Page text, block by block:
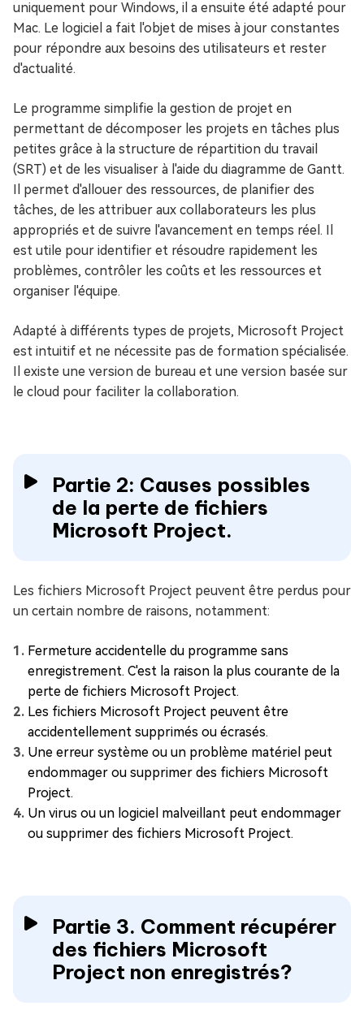
uniquement pour Windows, il a ensuite été adapté pour
Mac. Le logiciel a fait l'objet de mises à jour constantes
pour répondre aux besoins des utilisateurs et rester
d'actualité.
Le programme simplifie la gestion de projet en
permettant de décomposer les projets en tâches plus
petites grâce à la structure de répartition du travail
(SRT) et de les visualiser à l'aide du diagramme de Gantt.
Il permet d'allouer des ressources, de planifier des
tâches, de les attribuer aux collaborateurs les plus
appropriés et de suivre l'avancement en temps réel. Il
est utile pour identifier et résoudre rapidement les
problèmes, contrôler les coûts et les ressources et
organiser l'équipe.
Adapté à différents types de projets, Microsoft Project
est intuitif et ne nécessite pas de formation spécialisée.
Il existe une version de bureau et une version basée sur
le cloud pour faciliter la collaboration.
Partie 2: Causes possibles
de la perte de fichiers
Microsoft Project.
Les fichiers Microsoft Project peuvent être perdus pour
un certain nombre de raisons, notamment:
Fermeture accidentelle du programme sans
enregistrement. C'est la raison la plus courante de la
perte de fichiers Microsoft Project.
Les fichiers Microsoft Project peuvent être
accidentellement supprimés ou écrasés.
Une erreur système ou un problème matériel peut
endommager ou supprimer des fichiers Microsoft
Project.
Un virus ou un logiciel malveillant peut endommager
ou supprimer des fichiers Microsoft Project.
Partie 3. Comment récupérer
des fichiers Microsoft
Project non enregistrés?